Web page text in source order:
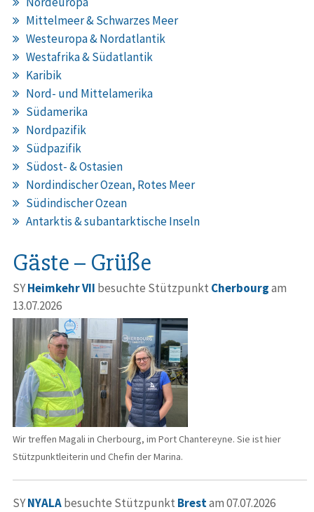
Mittelmeer & Schwarzes Meer
Westeuropa & Nordatlantik
Westafrika & Südatlantik
Karibik
Nord- und Mittelamerika
Südamerika
Nordpazifik
Südpazifik
Südost- & Ostasien
Nordindischer Ozean, Rotes Meer
Südindischer Ozean
Antarktis & subantarktische Inseln
Gäste – Grüße
SYHeimkehr VII besuchte Stützpunkt Cherbourgam
13.07.2026
Wir treffen Magali in Cherbourg, im Port Chantereyne. Sie ist hier
Stützpunktleiterin und Chefin der Marina.
SYNYALAbesuchte Stützpunkt Brestam 07.07.2026